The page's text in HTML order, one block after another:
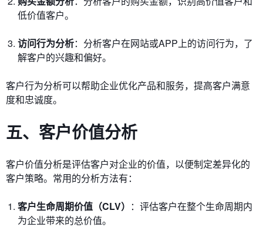
低价值客户。
访问行为分析：分析客户在网站或APP上的访问行为，了
解客户的兴趣和偏好。
客户行为分析可以帮助企业优化产品和服务，提高客户满意
度和忠诚度。
五、客户价值分析
客户价值分析是评估客户对企业的价值，以便制定差异化的
客户策略。常用的分析方法有：
客户生命周期价值（CLV） ：评估客户在整个生命周期内
为企业带来的总价值。